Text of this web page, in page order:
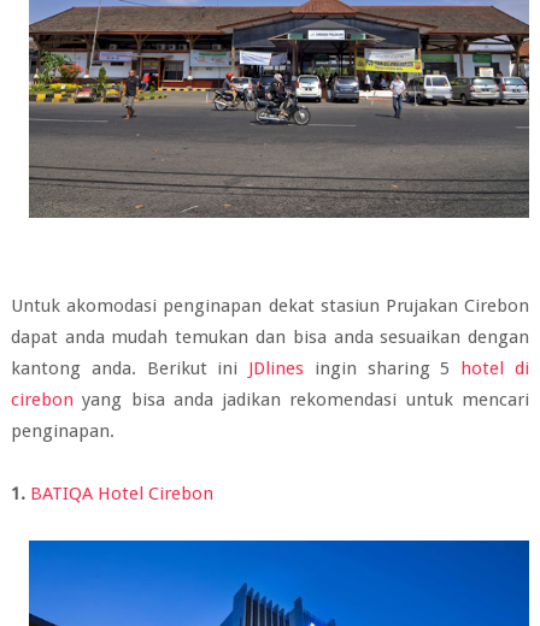
Untuk akomodasi penginapan dekat stasiun Prujakan Cirebon
dapat anda mudah temukan dan bisa anda sesuaikan dengan
kantong anda. Berikut ini JDlines ingin sharing 5 hotel di
cirebon yang bisa anda jadikan rekomendasi untuk mencari
penginapan.
1. BATIQA Hotel Cirebon